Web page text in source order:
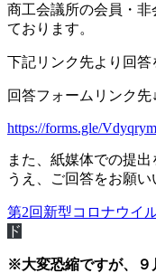
商工会議所の会員・
ております。
下記リンク先より回答
回答フォームリンク先
https://forms.gle/
また、紙媒体での提
うえ、ご回答をお願い
第2回新型コロナウイ
ド
※大変恐縮ですが、９